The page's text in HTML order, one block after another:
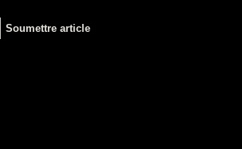
Soumettre article